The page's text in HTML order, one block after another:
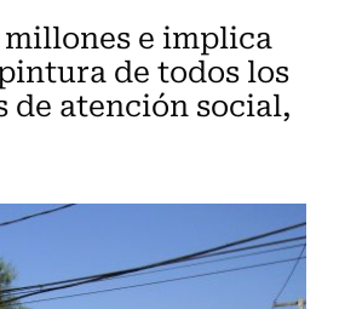
e implica
de todos los
de atención social,